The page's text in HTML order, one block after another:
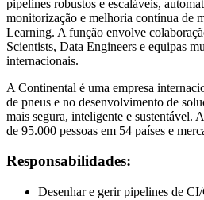
pipelines robustos e escaláveis,
monitorização e melhoria contínua de
Learning. A função envolve
Scientists, Data Engineers e equipas
internacionais.
A Continental é uma empresa
de pneus e no desenvolvimento de
mais segura, inteligente e sustentável.
de 95.000 pessoas em 54 países e
Responsabilidades:
Desenhar e gerir pipelines de